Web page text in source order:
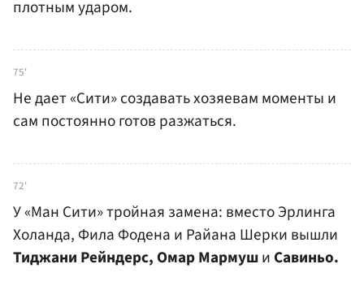
плотным ударом.
75'
Не дает «Сити» создавать хозяевам моменты и
сам постоянно готов разжаться.
72'
У «Ман Сити» тройная замена: вместо Эрлинга
Холанда, Фила Фодена и Райана Шерки вышли
Тиджани Рейндерс, Омар Мармуши Савиньо.